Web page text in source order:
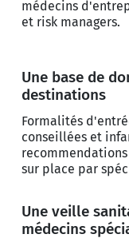
médecins
et risk managers.
Une base de
destinations
Formalités
conseillées et
sur place par
Une veille
médecins